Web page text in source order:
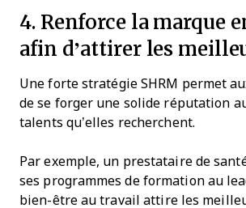
4. Renforce la marque
afin d’attirer les
Une forte stratégie SHRM permet
de se forger une solide réputation
talents qu’elles recherchent.
Par exemple, un prestataire de
ses programmes de formation au
bien-être au travail attire les